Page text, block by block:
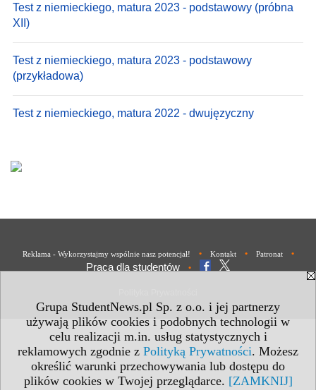
Grupa StudentNews.pl Sp. z o.o. i jej partnerzy
używają plików cookies i podobnych technologii w
celu realizacji m.in. usług statystycznych i
reklamowych zgodnie z Polityką Prywatności. Możesz
określić warunki przechowywania lub dostępu do
plików cookies w Twojej przeglądarce. [ZAMKNIJ]
Test z niemieckiego, matura 2023 - podstawowy (próbna
XII)
Test z niemieckiego, matura 2023 - podstawowy
(przykładowa)
Test z niemieckiego, matura 2022 - dwujęzyczny
Reklama - Wykorzystajmy wspólnie nasz potencjał! • Kontakt • Patronat •
Praca dla studentów •